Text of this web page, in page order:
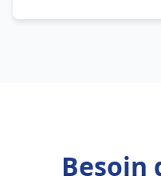
Besoin